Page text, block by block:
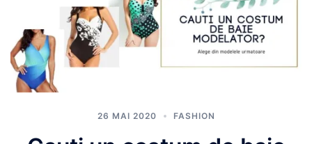
26 MAI 2020 FASHION